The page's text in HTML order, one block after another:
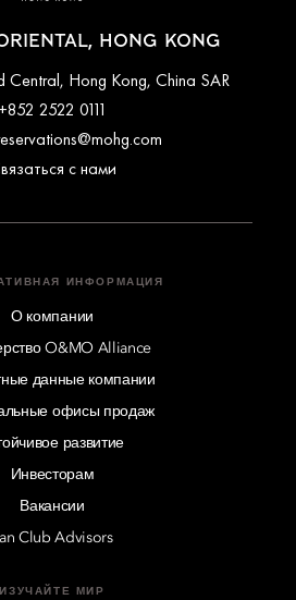
HONG KONG
Central, Hong Kong, China SAR
+852 2522 0111
с нами
ИНФОРМАЦИЯ
О компании
O&MO Alliance
данные компании
офисы продаж
развитие
Инвесторам
Вакансии
Club Advisors
ИЗУЧАЙТЕ МИР